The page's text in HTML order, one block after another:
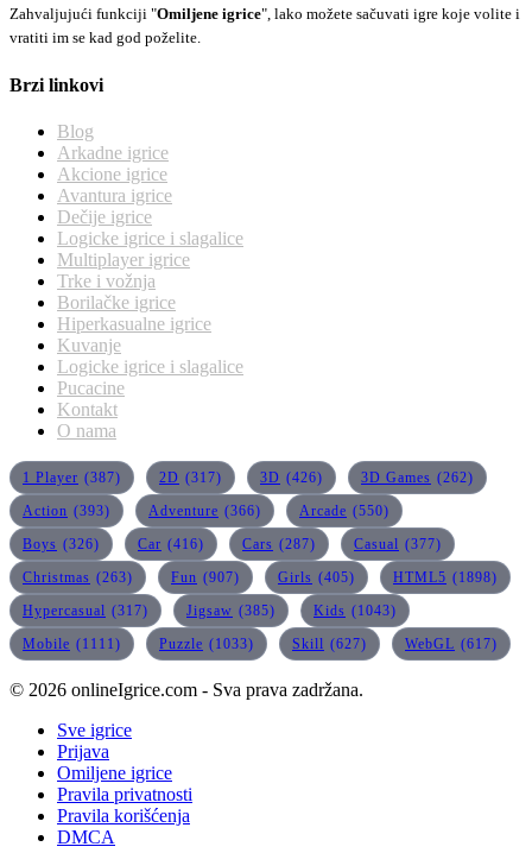
Zahvaljujući funkciji "Omiljene igrice", lako možete sačuvati igre koje volite i
vratiti im se kad god poželite.
Brzi linkovi
Blog
Arkadne igrice
Akcione igrice
Avantura igrice
Dečije igrice
Logicke igrice i slagalice
Multiplayer igrice
Trke i vožnja
Borilačke igrice
Hiperkasualne igrice
Kuvanje
Logicke igrice i slagalice
Pucacine
Kontakt
O nama
1 Player (387) 2D (317) 3D (426) 3D Games (262)
Action (393) Adventure (366) Arcade (550)
Boys (326) Car (416) Cars (287) Casual (377)
Christmas (263) Fun (907) Girls (405) HTML5 (1898)
Hypercasual (317) Jigsaw (385) Kids (1043)
Mobile (1111) Puzzle (1033) Skill (627) WebGL (617)
© 2026 onlineIgrice.com - Sva prava zadržana.
Sve igrice
Prijava
Omiljene igrice
Pravila privatnosti
Pravila korišćenja
DMCA